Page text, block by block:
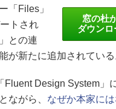
窓の杜
ダウンロ
「Files」
トされ
との連
が新たに追加されている
Design System」
ながら、 なぜか本家に